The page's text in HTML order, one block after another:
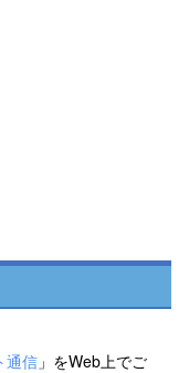
通信 」をWeb上でご